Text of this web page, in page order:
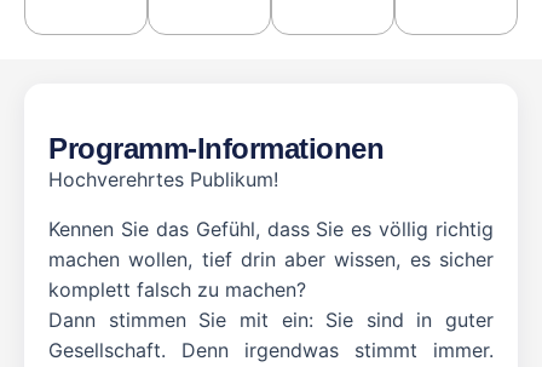
Programm-Informationen
Hochverehrtes Publikum!
Kennen Sie das Gefühl, dass Sie es völlig richtig
machen wollen, tief drin aber wissen, es sicher
komplett falsch zu machen?
Dann stimmen Sie mit ein: Sie sind in guter
Gesellschaft. Denn irgendwas stimmt immer.